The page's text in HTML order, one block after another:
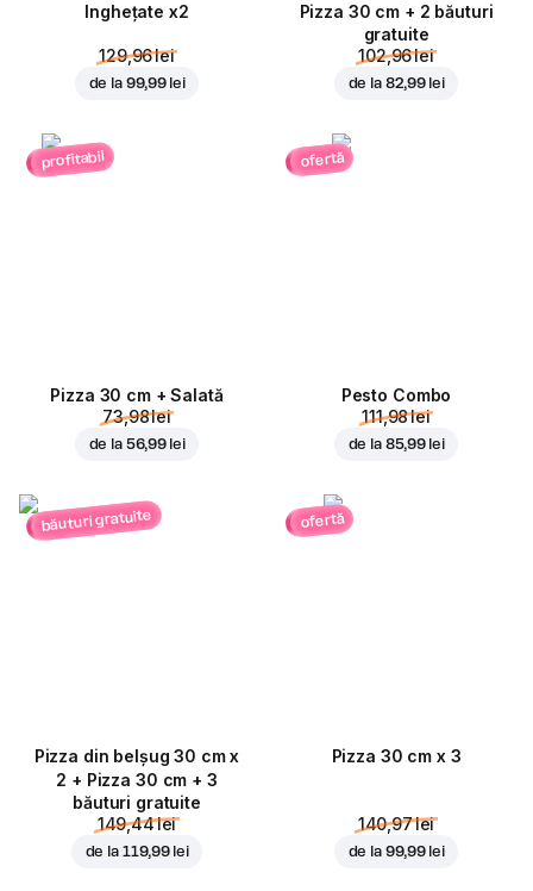
Inghețate x2
129,96 lei
de la 99,99 lei
Pizza 30 cm + 2 băuturi
gratuite
102,96 lei
de la 82,99 lei
profitabil
Pizza 30 cm + Salată
73,98 lei
de la 56,99 lei
ofertă
Pesto Combo
111,98 lei
de la 85,99 lei
băuturi gratuite
Pizza din belșug 30 cm x
2 + Pizza 30 cm + 3
băuturi gratuite
149,44 lei
de la 119,99 lei
ofertă
Pizza 30 cm x 3
140,97 lei
de la 99,99 lei